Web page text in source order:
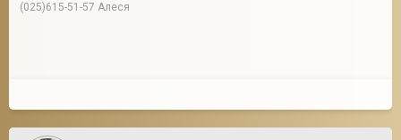
(025)615-51-57 Алеся